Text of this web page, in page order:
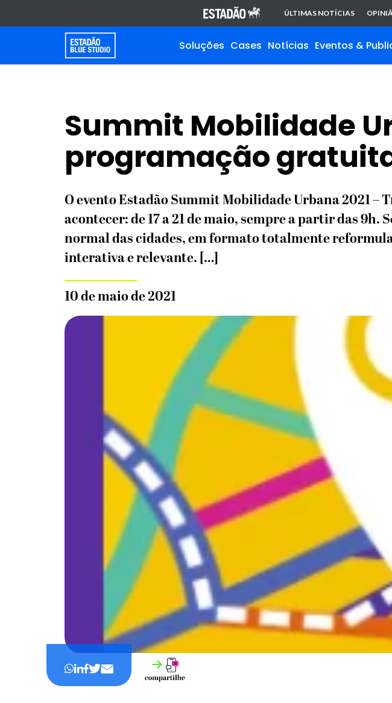
ÚLTIMAS NOTÍCIAS
Soluções Cases Notícias Eventos &
Summit Mobilidade
programação
O evento Estadão Summit Mobilidade Urbana 2021 –
acontecer: de 17 a 21 de maio, sempre a partir das 9h.
normal das cidades, em formato totalmente
interativa e relevante. […]
10 de maio de 2021